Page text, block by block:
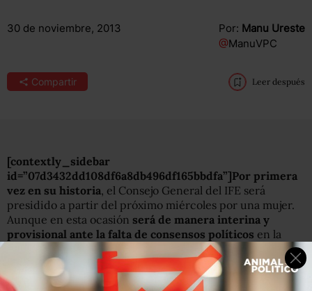
30 de noviembre, 2013 Por: Manu Ureste
@ManuVPC
Compartir Leer después
[contextly_sidebar
id=”07d3432dd108df6a8db496df165bbdfa”]Por primera
vez en su historia, el Consejo General del IFE será
presidido a partir del próximo miércoles por una mujer.
Aunque en esta ocasión será de manera interina y
provisional ante la falta de consensos políticos en la
Cámara de Diputados para realizar
la designación de los
cinco consejeros faltantes.